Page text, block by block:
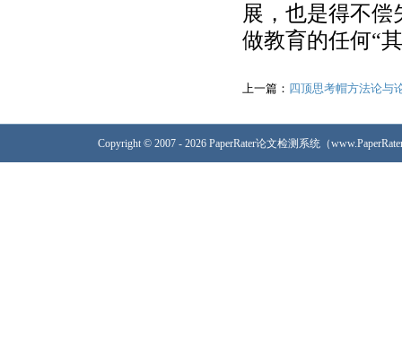
展，也是得不
做教育的任何“
上一篇： 四顶思考帽方法论与
Copyright © 2007 - 2026 PaperRater论文检测系统（